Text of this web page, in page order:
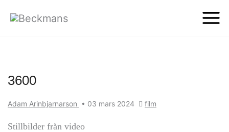
3600
Adam Arinbjarnarson • 03 mars 2024 film
Stillbilder från video